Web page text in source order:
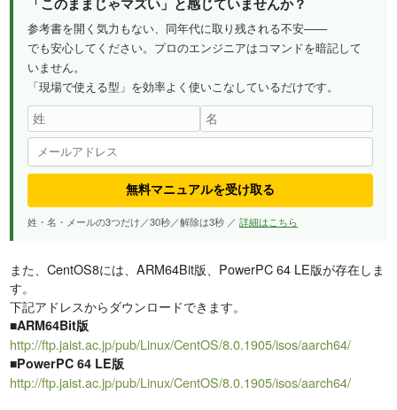
参考書を開く気力もない、同年代に取り残される不安——
でも安心してください。プロのエンジニアはコマンドを暗記して
いません。
「現場で使える型」を効率よく使いこなしているだけです。
無料マニュアルを受け取る
姓・名・メールの3つだけ／30秒／解除は3秒 ／詳細はこちら
また、CentOS8には、ARM64Bit版、PowerPC 64 LE版が存在しま
す。
下記アドレスからダウンロードできます。
■ARM64Bit版
http://ftp.jaist.ac.jp/pub/Linux/CentOS/8.0.1905/isos/aarch64/
■PowerPC 64 LE版
http://ftp.jaist.ac.jp/pub/Linux/CentOS/8.0.1905/isos/aarch64/